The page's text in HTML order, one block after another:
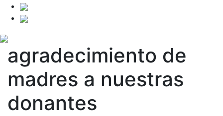
agradecimiento de
madres a nuestras
donantes